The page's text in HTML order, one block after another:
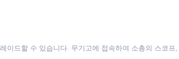
이드할 수 있습니다. 무기고에 접속하여 소총의 스코